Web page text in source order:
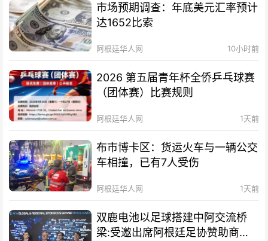
市场预期调查：年底美元汇率预计
达1652比索
阿根廷华人网 10小时前
2026 第五届青年杯全侨乒乓球赛
（团体赛）比赛规则
阿根廷华人网 1天前
布市博卡区：货运火车与一辆公交
车相撞，已有7人受伤
阿根廷华人网 1天前
双鹿电池以足球搭建中阿交流桥
梁:受邀出席阿根廷足协赞助商招